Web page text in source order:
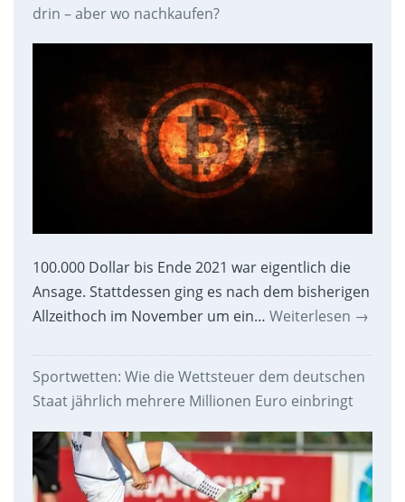
drin – aber wo nachkaufen?
100.000 Dollar bis Ende 2021 war eigentlich die
Ansage. Stattdessen ging es nach dem bisherigen
Allzeithoch im November um ein… Weiterlesen →
Sportwetten: Wie die Wettsteuer dem deutschen
Staat jährlich mehrere Millionen Euro einbringt